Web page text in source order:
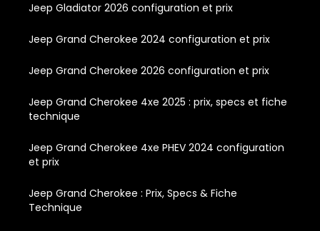
Jeep Gladiator 2026 configuration et prix
Jeep Grand Cherokee 2024 configuration et prix
Jeep Grand Cherokee 2026 configuration et prix
Jeep Grand Cherokee 4xe 2025 : prix, specs et fiche
technique
Jeep Grand Cherokee 4xe PHEV 2024 configuration
et prix
Jeep Grand Cherokee : Prix, Specs & Fiche
Technique